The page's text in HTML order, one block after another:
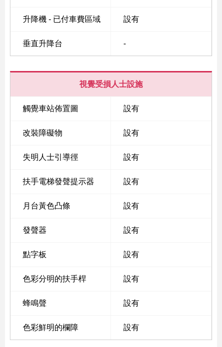
升降機 - 已付車費區域 設有
垂直升降台 -
視覺受損人士設施
觸覺車站佈置圖 設有
改裝障礙物 設有
失明人士引導徑 設有
扶手電梯發聲提示器 設有
月台黃色凸條 設有
發聲器 設有
點字板 設有
色彩分明的扶手桿 設有
蜂鳴聲 設有
色彩鮮明的欄障 設有